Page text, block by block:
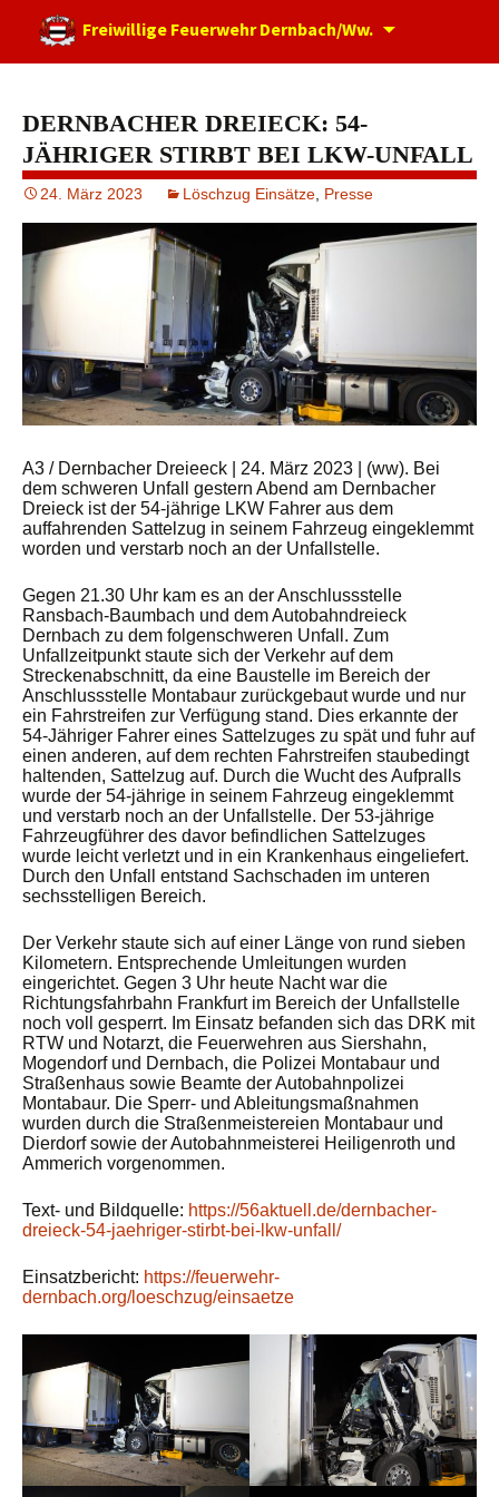
Freiwillige Feuerwehr Dernbach/Ww.
DERNBACHER DREIECK: 54-
JÄHRIGER STIRBT BEI LKW-UNFALL
24. März 2023 Löschzug Einsätze Presse
A3 / Dernbacher Dreieeck | 24. März 2023 | (ww). Bei
dem schweren Unfall gestern Abend am Dernbacher
Dreieck ist der 54-jährige LKW Fahrer aus dem
auffahrenden Sattelzug in seinem Fahrzeug eingeklemmt
worden und verstarb noch an der Unfallstelle.
Gegen 21.30 Uhr kam es an der Anschlussstelle
Ransbach-Baumbach und dem Autobahndreieck
Dernbach zu dem folgenschweren Unfall. Zum
Unfallzeitpunkt staute sich der Verkehr auf dem
Streckenabschnitt, da eine Baustelle im Bereich der
Anschlussstelle Montabaur zurückgebaut wurde und nur
ein Fahrstreifen zur Verfügung stand. Dies erkannte der
54-Jähriger Fahrer eines Sattelzuges zu spät und fuhr auf
einen anderen, auf dem rechten Fahrstreifen staubedingt
haltenden, Sattelzug auf. Durch die Wucht des Aufpralls
wurde der 54-jährige in seinem Fahrzeug eingeklemmt
und verstarb noch an der Unfallstelle. Der 53-jährige
Fahrzeugführer des davor befindlichen Sattelzuges
wurde leicht verletzt und in ein Krankenhaus eingeliefert.
Durch den Unfall entstand Sachschaden im unteren
sechsstelligen Bereich.
Der Verkehr staute sich auf einer Länge von rund sieben
Kilometern. Entsprechende Umleitungen wurden
eingerichtet. Gegen 3 Uhr heute Nacht war die
Richtungsfahrbahn Frankfurt im Bereich der Unfallstelle
noch voll gesperrt. Im Einsatz befanden sich das DRK mit
RTW und Notarzt, die Feuerwehren aus Siershahn,
Mogendorf und Dernbach, die Polizei Montabaur und
Straßenhaus sowie Beamte der Autobahnpolizei
Montabaur. Die Sperr- und Ableitungsmaßnahmen
wurden durch die Straßenmeistereien Montabaur und
Dierdorf sowie der Autobahnmeisterei Heiligenroth und
Ammerich vorgenommen.
Text- und Bildquelle: https://56aktuell.de/dernbacher-
dreieck-54-jaehriger-stirbt-bei-lkw-unfall/
Einsatzbericht: https://feuerwehr-
dernbach.org/loeschzug/einsaetze